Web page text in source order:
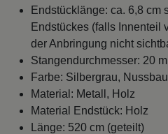
Endstücklänge: ca. 6,8 cm
Endstückes (falls Innenteil
der Anbringung nicht
Stangendurchmesser: 20
Farbe: Silbergrau,
Material: Metall, Holz
Material Endstück: Holz
Länge: 520 cm (geteilt)